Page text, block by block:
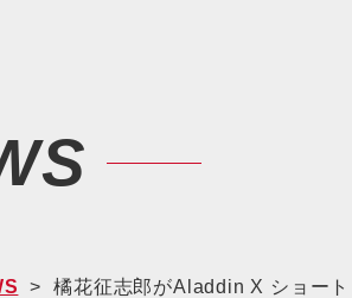
橘花征志郎がAladdin X ショー